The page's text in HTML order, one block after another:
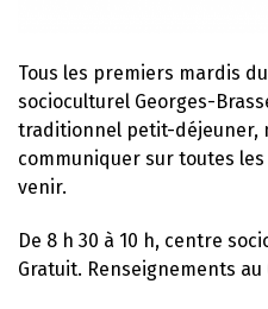
Tous les premiers mardis
socioculturel Georges-
traditionnel petit-déjeuner,
communiquer sur toutes
venir.
De 8 h 30 à 10 h, centre
Gratuit. Renseignements au